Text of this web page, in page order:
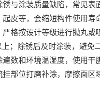
锈与涂装质量缺陷，常见表
起皮等，会缩短构件使用寿
严格按设计等级进行抛丸或
上；除锈后及时涂装，避免
遍数和环境温湿度，使用干
挂部位打磨补涂，摩擦面区